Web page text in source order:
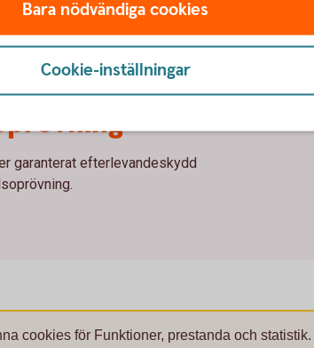
alltid individuell
hälsoprövning.
garanterat efterlevandeskydd
cookies för Funktioner, prestanda och statistik.
Bara nödvändiga cookies
Cookie-inställningar